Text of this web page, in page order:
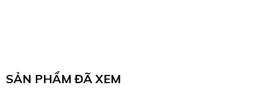
SẢN PHẨM ĐÃ XEM